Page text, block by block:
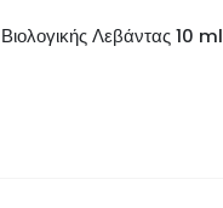
Βιολογικής Λεβάντας 10 ml